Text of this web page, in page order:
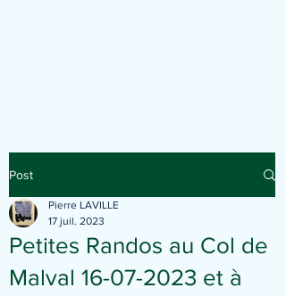
Post
Petites Randos au Col de
Malval 16-07-2023 et à
Pierre LAVILLE
17 juil. 2023